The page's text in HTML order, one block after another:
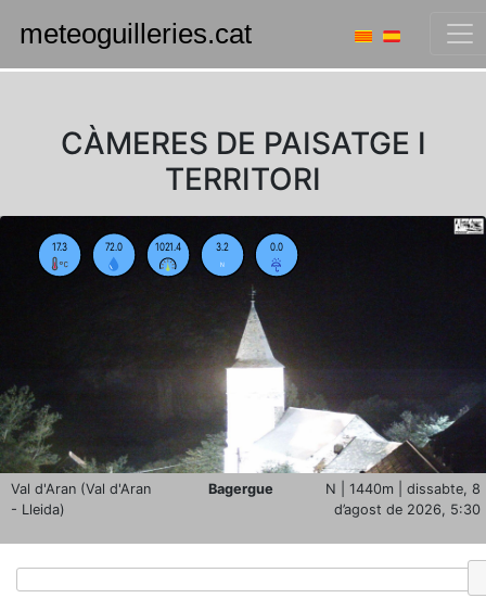
CÀMERES DE PAISATGE I
TERRITORI
`;
17.3 72.0 1021.4 3.2
N
0.0
Val d'Aran (Val d'Aran
- Lleida)
Bagergue
N | 1440m | dissabte, 8
d’agost de 2026, 5:30